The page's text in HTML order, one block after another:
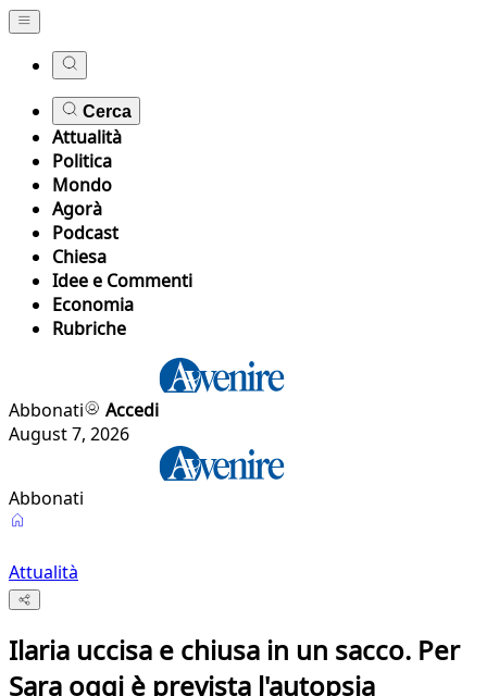
Cerca
Attualità
Politica
Mondo
Agorà
Podcast
Chiesa
Idee e Commenti
Economia
Rubriche
Abbonati
Accedi
August 7, 2026
Abbonati
Attualità
Ilaria uccisa e chiusa in un sacco. Per
Sara oggi è prevista l'autopsia